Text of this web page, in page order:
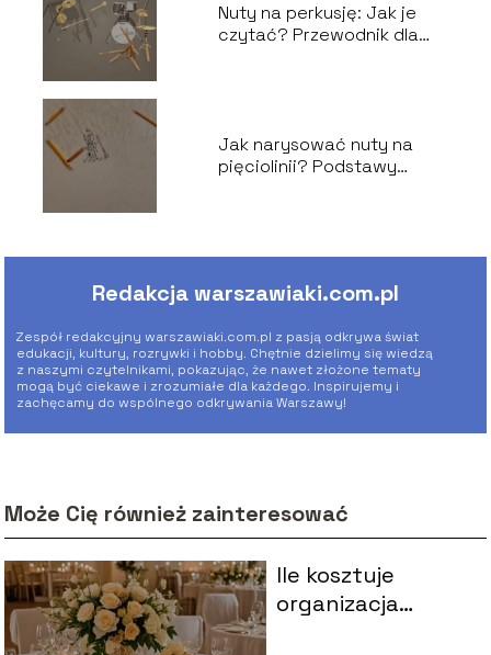
Nuty na perkusję: Jak je
czytać? Przewodnik dla
Jak narysować nuty na
pięciolinii? Podstawy
Redakcja warszawiaki.com.pl
Zespół redakcyjny warszawiaki.com.pl z pasją odkrywa świat
edukacji, kultury, rozrywki i hobby. Chętnie dzielimy się wiedzą
z naszymi czytelnikami, pokazując, że nawet złożone tematy
mogą być ciekawe i zrozumiałe dla każdego. Inspirujemy i
zachęcamy do wspólnego odkrywania Warszawy!
Może Cię również zainteresować
Ile kosztuje
organizacja